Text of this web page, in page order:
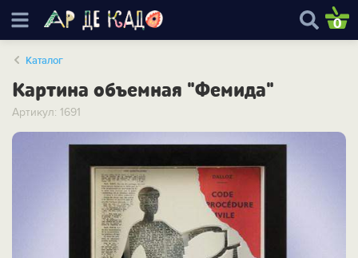
0
Каталог
Картина объемная "Фемида"
Артикул: 1691